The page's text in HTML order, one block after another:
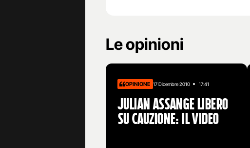
Le opinioni
OPINIONE 17 Dicembre 2010 17:41
Julian Assange libero
su cauzione: il video